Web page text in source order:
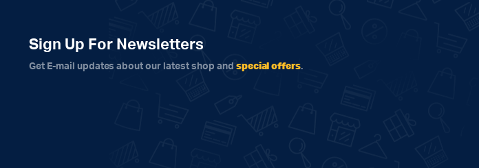
Sign Up For Newsletters
Get E-mail updates about our latest shop and special offers.